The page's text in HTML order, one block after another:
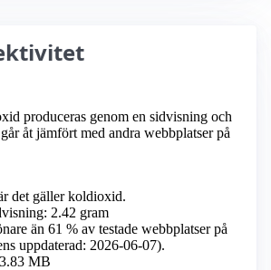
produceras genom en sidvisning och
åt jämfört med andra webbplatser på
det gäller koldioxid.
2.42 gram
än 61 % av testade webbplatser på
uppdaterad: 2026-06-07).
MB